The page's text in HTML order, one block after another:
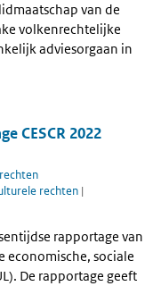
van de
volkenrechtelijke
adviesorgaan in
CESCR 2022
rechten |
rapportage van
economische, sociale
De rapportage geeft